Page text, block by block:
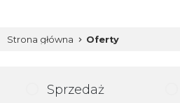
Strona główna Oferty
Sprzedaż